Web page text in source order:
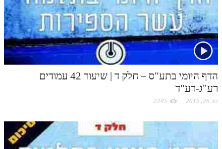
הדף היומי בתע"ס – חלק ד | שיעור 42 עמודים
רע"ג-רע"ד
נוב 26, 2019 2245